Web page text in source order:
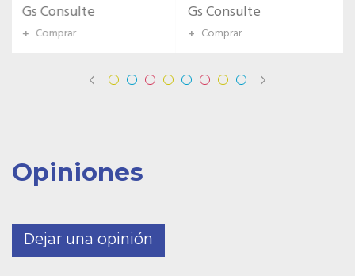
Gs Consulte
+ Comprar
Gs Consulte
+ Comprar
Opiniones
Dejar una opinión